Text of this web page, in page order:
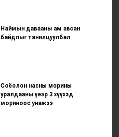
Наймын давааны ам авсан
байдлыг танилцуулбал
Соёолон насны морины
уралдааны үеэр 3 хүүхэд
мориноос унажээ